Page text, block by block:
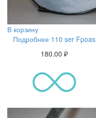
В корзину
Подробнее 110 ser Fpoas
180.00 ₽